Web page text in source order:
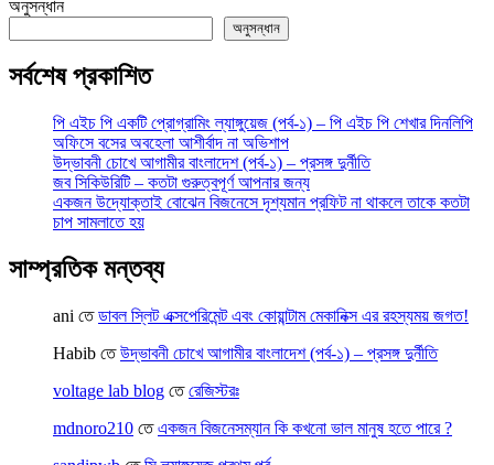
অনুসন্ধান
অনুসন্ধান
সর্বশেষ প্রকাশিত
পি এইচ পি একটি প্রোগ্রামিং ল্যাঙ্গুয়েজ (পর্ব-১) – পি এইচ পি শেখার দিনলিপি
অফিসে বসের অবহেলা আশীর্বাদ না অভিশাপ
উদ্ভাবনী চোখে আগামীর বাংলাদেশ (পর্ব-১) – প্রসঙ্গ দুর্নীতি
জব সিকিউরিটি – কতটা গুরুত্বপূর্ণ আপনার জন্য
একজন উদ্যোক্তাই বোঝেন বিজনেসে দৃশ্যমান প্রফিট না থাকলে তাকে কতটা
চাপ সামলাতে হয়
সাম্প্রতিক মন্তব্য
ani তেডাবল স্লিট এক্সপেরিমেন্ট এবং কোয়ান্টাম মেকানিক্স এর রহস্যময় জগত!
Habib তেউদ্ভাবনী চোখে আগামীর বাংলাদেশ (পর্ব-১) – প্রসঙ্গ দুর্নীতি
voltage lab blog তেরেজিস্টরঃ
mdnoro210 তেএকজন বিজনেসম্যান কি কখনো ভাল মানুষ হতে পারে ?